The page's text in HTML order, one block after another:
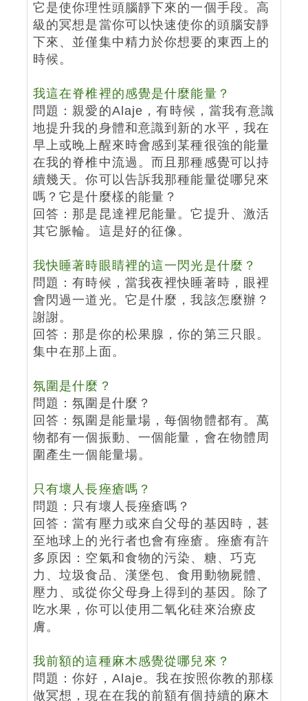
它是使你理性頭腦靜下來的一個手段。高
級的冥想是當你可以快速使你的頭腦安靜
下來、並僅集中精力於你想要的東西上的
時候。
我這在脊椎裡的感覺是什麼能量？
問題：親愛的Alaje，有時候，當我有意識
地提升我的身體和意識到新的水平，我在
早上或晚上醒來時會感到某種很強的能量
在我的脊椎中流過。而且那種感覺可以持
續幾天。你可以告訴我那種能量從哪兒來
嗎？它是什麼樣的能量？
回答：那是昆達裡尼能量。它提升、激活
其它脈輪。這是好的征像。
我快睡著時眼睛裡的這一閃光是什麼？
問題：有時候，當我夜裡快睡著時，眼裡
會閃過一道光。它是什麼，我該怎麼辦？
謝謝。
回答：那是你的松果腺，你的第三只眼。
集中在那上面。
氛圍是什麼？
問題：氛圍是什麼？
回答：氛圍是能量場，每個物體都有。萬
物都有一個振動、一個能量，會在物體周
圍產生一個能量場。
只有壞人長痤瘡嗎？
問題：只有壞人長痤瘡嗎？
回答：當有壓力或來自父母的基因時，甚
至地球上的光行者也會有痤瘡。痤瘡有許
多原因：空氣和食物的污染、糖、巧克
力、垃圾食品、漢堡包、食用動物屍體、
壓力、或從你父母身上得到的基因。除了
吃水果，你可以使用二氧化硅來治療皮
膚。
我前額的這種麻木感覺從哪兒來？
問題：你好，Alaje。我在按照你教的那樣
做冥想，現在在我的前額有個持續的麻木